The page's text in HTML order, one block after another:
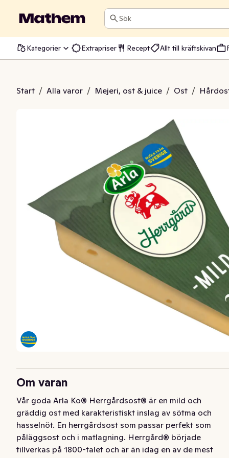
Sök
Kategorier Extrapriser Recept Allt till kräftskivan
Start / Alla varor / Mejeri, ost & juice / Ost /
Mild 28%
Om varan
Vår goda Arla Ko® Herrgårdsost® är en mild och
gräddig ost med karakteristiskt inslag av sötma och
hasselnöt. En herrgårdsost som passar perfekt som
påläggsost och i matlagning. Herrgård® började
tillverkas på 1800-talet och är än idag en av de mest